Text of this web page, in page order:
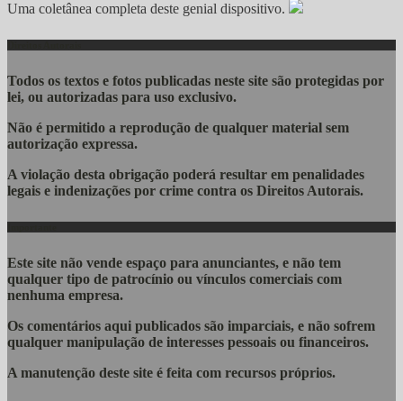
Uma coletânea completa deste genial dispositivo.
Todos os textos e fotos publicadas neste site são protegidas por
lei, ou autorizadas para uso exclusivo.
Não é permitido a reprodução de qualquer material sem
autorização expressa.
A violação desta obrigação poderá resultar em penalidades
legais e indenizações por crime contra os Direitos Autorais.
Este site não vende espaço para anunciantes, e não tem
qualquer tipo de patrocínio ou vínculos comerciais com
nenhuma empresa.
Os comentários aqui publicados são imparciais, e não sofrem
qualquer manipulação de interesses pessoais ou financeiros.
A manutenção deste site é feita com recursos próprios.